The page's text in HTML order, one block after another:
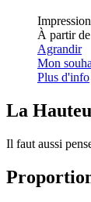
À partir
Agrandir
Mon
Plus d'info
La
Il faut aussi